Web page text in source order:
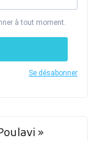
à tout moment.
Se désabonner
»